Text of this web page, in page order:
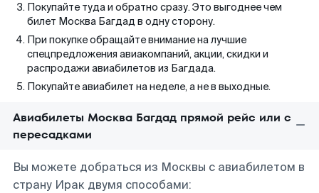
Покупайте туда и обратно сразу. Это выгоднее чем
билет Москва Багдад в одну сторону.
При покупке обращайте внимание на лучшие
спецпредложения авиакомпаний, акции, скидки и
распродажи авиабилетов из Багдада.
Покупайте авиабилет на неделе, а не в выходные.
Авиабилеты Москва Багдад прямой рейс или с
пересадками
Вы можете добраться из Москвы с авиабилетом в
страну Ирак двумя способами: